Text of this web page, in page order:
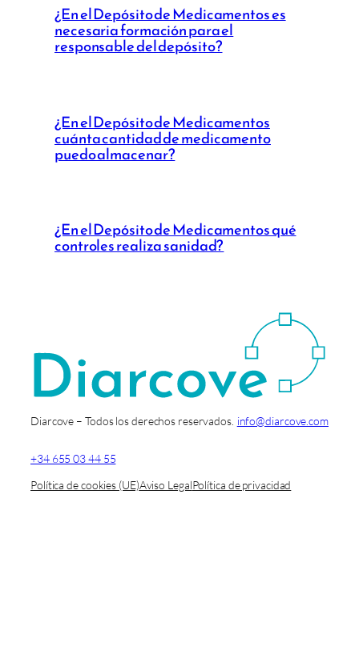
¿En el Depósito de Medicamentos es
necesaria formación para el
responsable del depósito?
¿En el Depósito de Medicamentos
cuánta cantidad de medicamento
puedo almacenar?
¿En el Depósito de Medicamentos qué
controles realiza sanidad?
Diarcove – Todos los derechos reservados. info@diarcove.com
+34 655 03 44 55
Política de cookies (UE)Aviso LegalPolítica de privacidad